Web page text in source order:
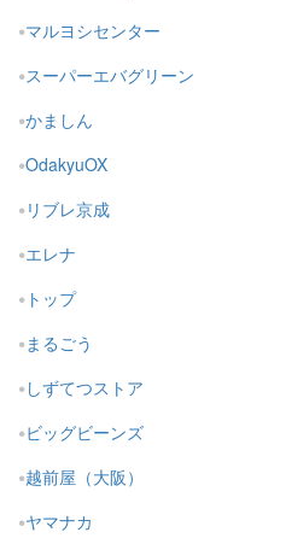
マルヨシセンター
スーパーエバグリーン
かましん
OdakyuOX
リブレ京成
エレナ
トップ
まるごう
しずてつストア
ビッグビーンズ
越前屋（大阪）
ヤマナカ